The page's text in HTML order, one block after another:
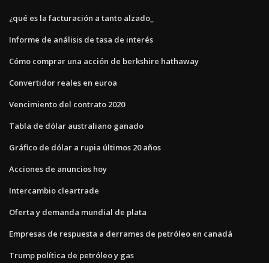
¿qué es la facturación a tanto alzado_
Informe de análisis de tasa de interés
Cómo comprar una acción de berkshire hathaway
Convertidor reales en euroa
Vencimiento del contrato 2020
Tabla de dólar australiano ganado
Gráfico de dólar a rupia últimos 20 años
Acciones de anuncios hoy
Intercambio cleartrade
Oferta y demanda mundial de plata
Empresas de respuesta a derrames de petróleo en canadá
Trump política de petróleo y gas